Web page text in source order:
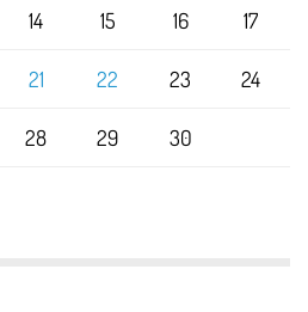
14 15 16 17
21 22 23 24
28 29 30